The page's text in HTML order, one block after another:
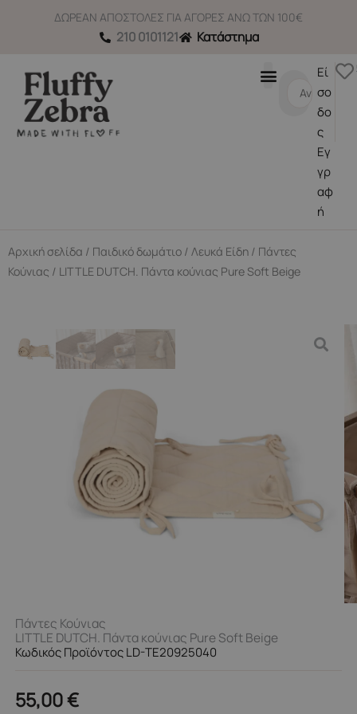
ΔΩΡΕΑΝ ΑΠΟΣΤΟΛΕΣ ΓΙΑ ΑΓΟΡΕΣ ΑΝΩ ΤΩΝ 100€
210 0101121 Κατάστημα
Search
Εί
σο
δο
ς
Εγ
γρ
αφ
ή
Αρχική σελίδα / Παιδικό δωμάτιο / Λευκά Είδη / Πάντες
Κούνιας / LITTLE DUTCH. Πάντα κούνιας Pure Soft Beige
Πάντες Κούνιας
LITTLE DUTCH. Πάντα κούνιας Pure Soft Beige
Κωδικός Προϊόντος LD-TE20925040
55,00€